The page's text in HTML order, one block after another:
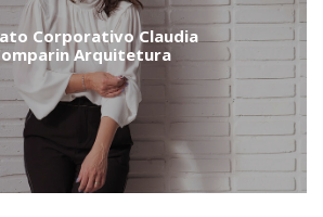
Corporativo Claudia
Arquitetura